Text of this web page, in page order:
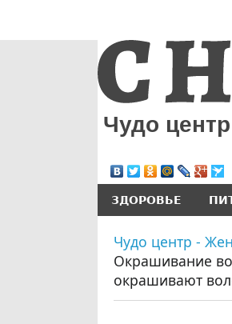
Чудо
ЗДОРОВЬЕ
Чудо центр -
Окрашивание
окрашивают